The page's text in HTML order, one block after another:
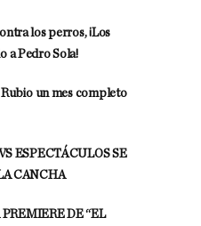
los perros, ¡Los
a Pedro Sola!
un mes completo
ESPECTÁCULOS SE
CANCHA
DE “EL